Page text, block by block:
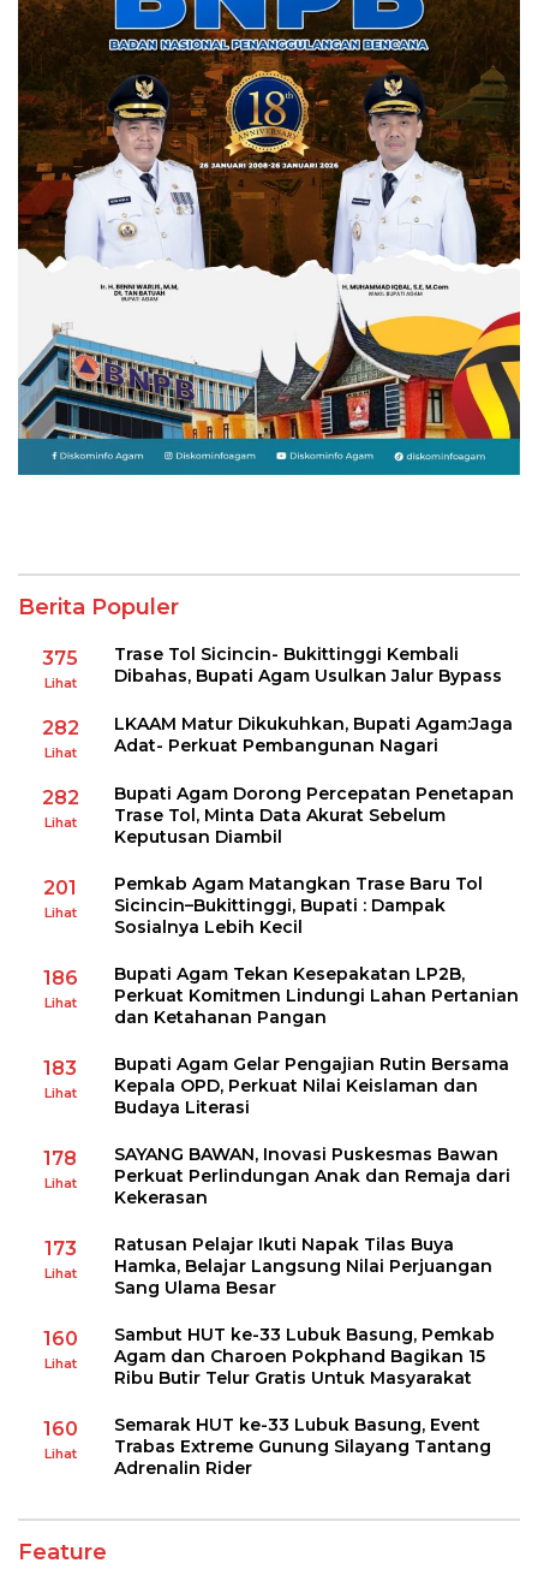
Berita Populer
375
Lihat
Trase Tol Sicincin- Bukittinggi Kembali
Dibahas, Bupati Agam Usulkan Jalur Bypass
282
Lihat
LKAAM Matur Dikukuhkan, Bupati Agam:Jaga
Adat- Perkuat Pembangunan Nagari
282
Lihat
Bupati Agam Dorong Percepatan Penetapan
Trase Tol, Minta Data Akurat Sebelum
Keputusan Diambil
201
Lihat
Pemkab Agam Matangkan Trase Baru Tol
Sicincin–Bukittinggi, Bupati : Dampak
Sosialnya Lebih Kecil
186
Lihat
Bupati Agam Tekan Kesepakatan LP2B,
Perkuat Komitmen Lindungi Lahan Pertanian
dan Ketahanan Pangan
183
Lihat
Bupati Agam Gelar Pengajian Rutin Bersama
Kepala OPD, Perkuat Nilai Keislaman dan
Budaya Literasi
178
Lihat
SAYANG BAWAN, Inovasi Puskesmas Bawan
Perkuat Perlindungan Anak dan Remaja dari
Kekerasan
173
Lihat
Ratusan Pelajar Ikuti Napak Tilas Buya
Hamka, Belajar Langsung Nilai Perjuangan
Sang Ulama Besar
160
Lihat
Sambut HUT ke-33 Lubuk Basung, Pemkab
Agam dan Charoen Pokphand Bagikan 15
Ribu Butir Telur Gratis Untuk Masyarakat
160
Lihat
Semarak HUT ke-33 Lubuk Basung, Event
Trabas Extreme Gunung Silayang Tantang
Adrenalin Rider
Feature